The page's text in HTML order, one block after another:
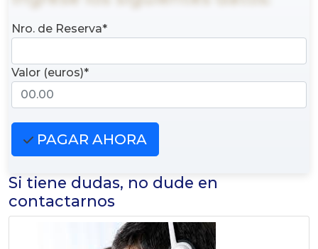
Nro. de Reserva*
Valor (euros)*
PAGAR AHORA
Si tiene dudas, no dude en
contactarnos